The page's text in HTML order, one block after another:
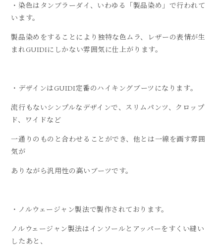
・染色はタンブラーダイ、いわゆる「製品染め」で行われて
います。
製品染めをすることにより独特な色ムラ、レザーの表情が生
まれGUIDIにしかない雰囲気に仕上がります。
・デザインはGUIDI定番のハイキングブーツになります。
流行もないシンプルなデザインで、スリムパンツ、クロップ
ド、ワイドなど
一通りのものと合わせることができ、他とは一線を画す雰囲
気が
ありながら汎用性の高いブーツです。
・ノルウェージャン製法で製作されております。
ノルウェージャン製法はインソールとアッパーをすくい縫い
したあと、